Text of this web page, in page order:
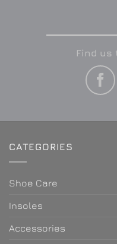
Find us
CATEGORIES
Shoe Care
Insoles
Accessories